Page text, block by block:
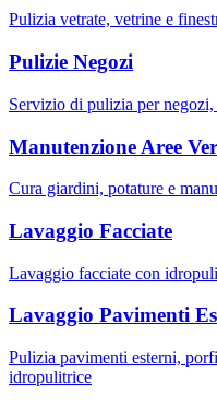
Pulizia vetrate, vetrine e
Pulizie Negozi
Servizio di pulizia per
Manutenzione Aree
Cura giardini, potature e
Lavaggio Facciate
Lavaggio facciate con
Lavaggio Pavimenti
Pulizia pavimenti esterni,
idropulitrice